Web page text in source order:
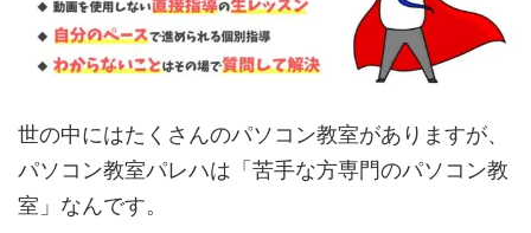
世の中にはたくさんのパソコン教室がありますが、
パソコン教室パレハは「苦手な方専門のパソコン教
室」なんです。